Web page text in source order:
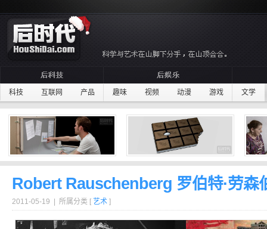
科技 互联网 产品 趣味 视频 动漫 游戏 文学
Robert Rauschenberg 罗伯特·劳森
2011-05-19 | 所属分类 [ 艺术 ]